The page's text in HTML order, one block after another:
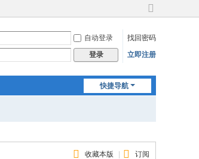
切
到
宽
自动登录
找回密码
登录 立即注册
快捷导航
收藏本版 订阅